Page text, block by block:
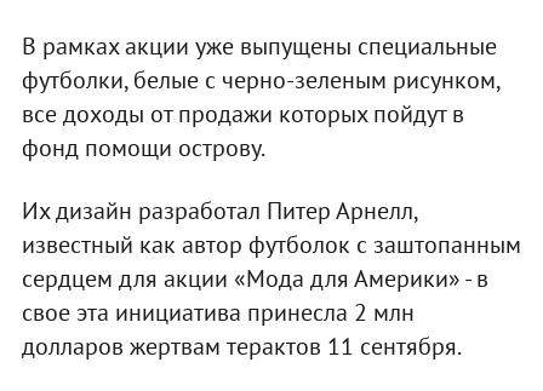
В рамках акции уже выпущены специальные
футболки, белые с черно-зеленым рисунком,
все доходы от продажи которых пойдут в
фонд помощи острову.
Их дизайн разработал Питер Арнелл,
известный как автор футболок с заштопанным
сердцем для акции «Мода для Америки» - в
свое эта инициатива принесла 2 млн
долларов жертвам терактов 11 сентября.